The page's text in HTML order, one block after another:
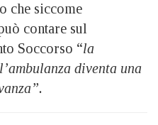
che siccome
contare sul
Soccorso “la
diventa una